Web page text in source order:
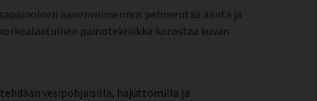
äänenvaimennus pehmentää ääntä ja
painotekniikka korostaa kuvan
vesipohjaisilla, hajuttomilla ja